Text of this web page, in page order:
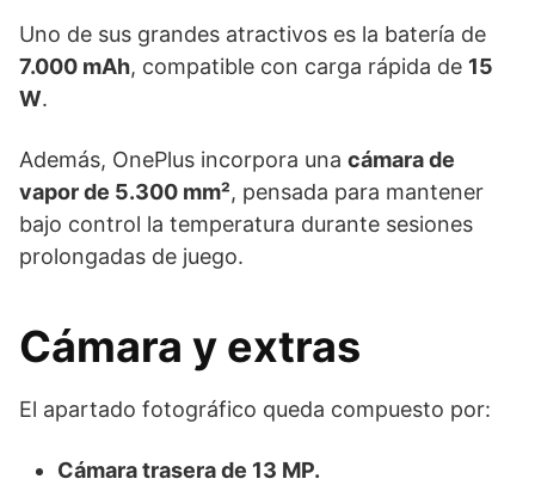
Uno de sus grandes atractivos es la batería de
7.000 mAh, compatible con carga rápida de 15
W.
Además, OnePlus incorpora una cámara de
vapor de 5.300 mm², pensada para mantener
bajo control la temperatura durante sesiones
prolongadas de juego.
Cámara y extras
El apartado fotográfico queda compuesto por:
Cámara trasera de 13 MP.